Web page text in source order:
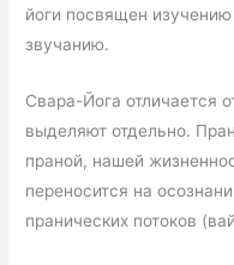
йоги посвящен
звучанию.
Свара-Йога отличается
выделяют отдельно.
праной, нашей
переносится на
пранических потоков